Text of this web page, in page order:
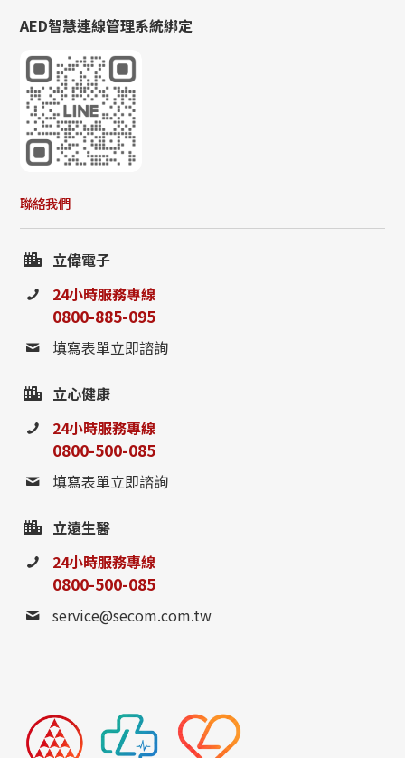
AED智慧連線管理系統綁定
聯絡我們
立偉電子
24小時服務專線
0800-885-095
填寫表單立即諮詢
立心健康
24小時服務專線
0800-500-085
填寫表單立即諮詢
立遠生醫
24小時服務專線
0800-500-085
service@secom.com.tw